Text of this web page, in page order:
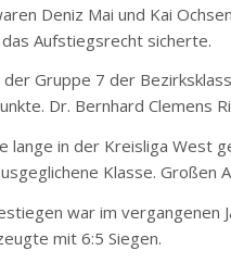
Deniz Mai und Kai
Aufstiegsrecht sicherte.
Gruppe 7 der
Dr. Bernhard Clemens
lange in der Kreisliga West
Klasse. Großen
war im
mit 6:5 Siegen.